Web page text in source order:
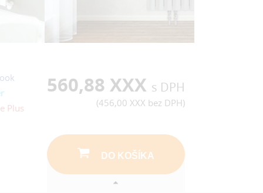
Plus
560,88 XXX s DPH
(456,00 XXX bez DPH)
DO KOŠÍKA